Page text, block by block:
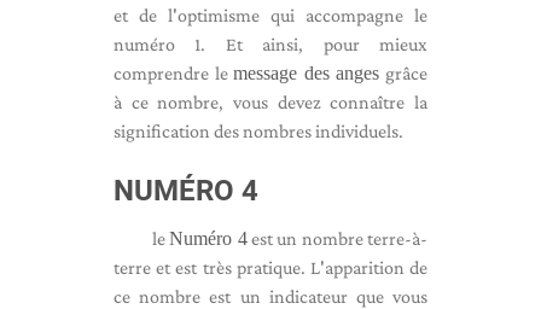
et de l'optimisme qui accompagne le
numéro 1. Et ainsi, pour mieux
comprendre lemessage des anges grâce
à ce nombre, vous devez connaître la
signification des nombres individuels.
NUMÉRO 4
leNuméro 4est un nombre terre-à-
terre et est très pratique. L'apparition de
ce nombre est un indicateur que vous